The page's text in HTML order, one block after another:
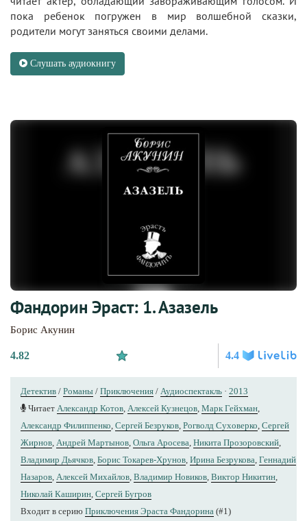
пока ребенок погружен в мир волшебной сказки,
родители могут заняться своими делами.
Слушать аудиокнигу
Фандорин Эраст: 1. Азазель
Борис Акунин
4.82 4.4
Детектив / Романы / Приключения / Аудиоспектакль · 2013
Читает Александр Котов, Алексей Кузнецов, Марк Гейхман,
Александр Филиппенко, Сергей Безруков, Рогволд Суховерко, Сергей
Жирнов, Андрей Мартынов, Ольга Аросева, Никита Прозоровский,
Владимир Дьячков, Борис Токарев-Хрунов, Ирина Безрукова, Геннадий
Назаров, Алексей Михайлов, Владимир Новиков, Виктор Никитин,
Николай Каширин, Сергей Бугров
Входит в серию Приключения Эраста Фандорина (#1)